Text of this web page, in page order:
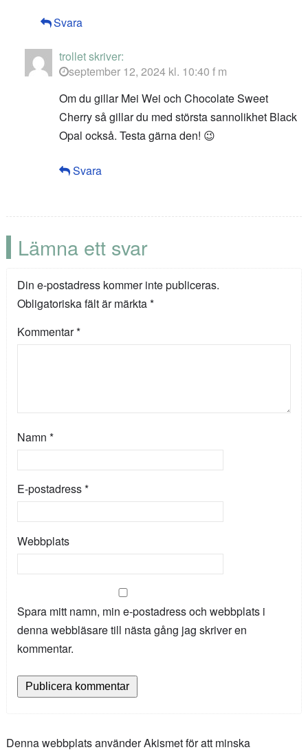
Svara
trolletskriver:
september 12, 2024 kl. 10:40 f m
Om du gillar Mei Wei och Chocolate Sweet
Cherry så gillar du med största sannolikhet Black
Opal också. Testa gärna den! 😉
Svara
Lämna ett svar
Din e-postadress kommer inte publiceras.
Obligatoriska fält är märkta*
Kommentar*
Namn *
E-postadress*
Webbplats
Spara mitt namn, min e-postadress och webbplats i
denna webbläsare till nästa gång jag skriver en
kommentar.
Denna webbplats använder Akismet för att minska